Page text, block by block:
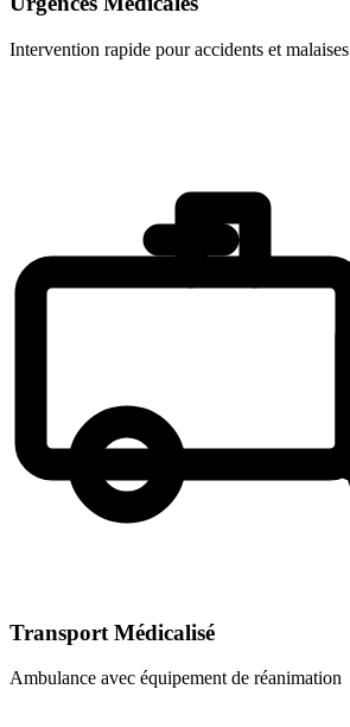
Intervention rapide pour accidents et malaises
Transport Médicalisé
Ambulance avec équipement de réanimation